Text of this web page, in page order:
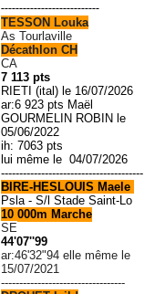
---------------------------
TESSON Louka
As Tourlaville
Décathlon CH
CA
7 113 pts
RIETI (ital) le 16/07/2026
ar:6 923 pts Maël
GOURMELIN ROBIN le
05/06/2022
ih: 7063 pts
lui même le 04/07/2026
---------------------------------------
BIRE-HESLOUIS Maele
Psla - S/l Stade Saint-Lo
10 000m Marche
SE
44'07''99
ar:46'32"94 elle même le
15/07/2021
----------------------------------